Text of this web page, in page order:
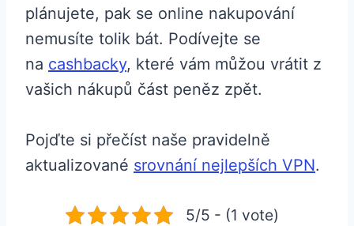
plánujete, pak se online nakupování
nemusíte tolik bát. Podívejte se
na cashbacky, které vám můžou vrátit z
vašich nákupů část peněz zpět.
Pojďte si přečíst naše pravidelně
aktualizované srovnání nejlepších VPN.
5/5 - (1 vote)